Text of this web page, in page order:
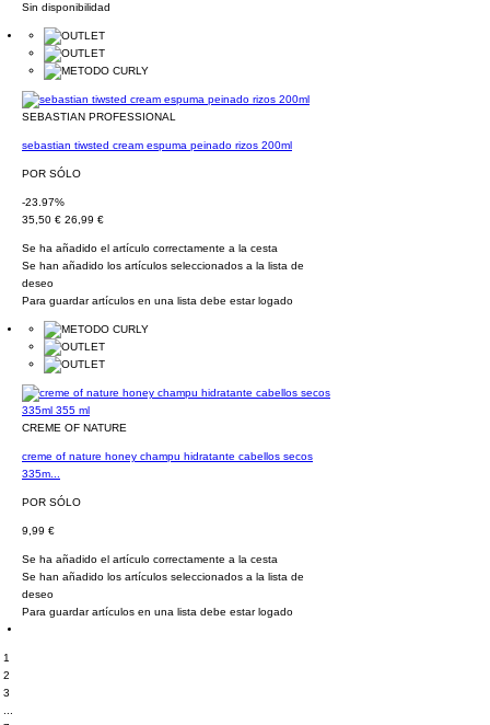
Sin disponibilidad
SEBASTIAN PROFESSIONAL
sebastian tiwsted cream espuma peinado rizos 200ml
POR SÓLO
-23.97%
35,50 € 26,99 €
Se ha añadido el artículo correctamente a la cesta
Se han añadido los artículos seleccionados a la lista de
deseo
Para guardar artículos en una lista debe estar logado
CREME OF NATURE
creme of nature honey champu hidratante cabellos secos
335m...
POR SÓLO
9,99 €
Se ha añadido el artículo correctamente a la cesta
Se han añadido los artículos seleccionados a la lista de
deseo
Para guardar artículos en una lista debe estar logado
1
2
3